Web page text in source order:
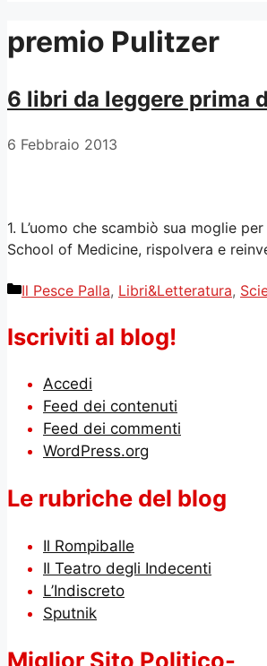
premio Pulitzer
6 libri da leggere prima
6 Febbraio 2013
1. L’uomo che scambiò sua moglie
School of Medicine, rispolvera e
Categorie
Il Pesce Palla, Libri&Letteratura,
Iscriviti al blog!
Accedi
Feed dei contenuti
Feed dei commenti
WordPress.org
Le rubriche del blog
Il Rompiballe
Il Teatro degli Indecenti
L’Indiscreto
Sputnik
Miglior Sito Politico-